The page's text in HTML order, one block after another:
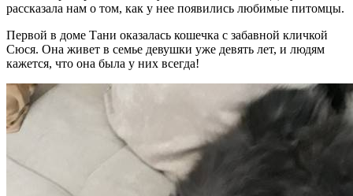
рассказала нам о том, как у нее появились любимые питомцы.
Первой в доме Тани оказалась кошечка с забавной кличкой
Сюся. Она живет в семье девушки уже девять лет, и людям
кажется, что она была у них всегда!